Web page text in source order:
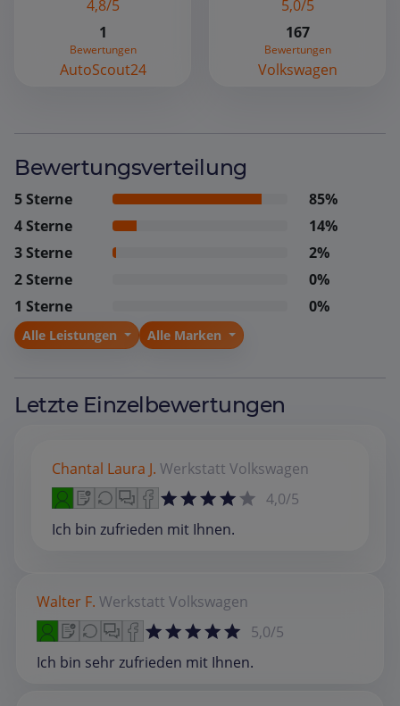
4,8/5
1
Bewertungen
AutoScout24
5,0/5
167
Bewertungen
Volkswagen
Bewertungsverteilung
5 Sterne
85%
4 Sterne
14%
3 Sterne
2%
2 Sterne
0%
1 Sterne
0%
Alle Leistungen Alle Marken
Letzte Einzelbewertungen
Chantal Laura J. Werkstatt Volkswagen
4,0/5
Ich bin zufrieden mit Ihnen.
Walter F. Werkstatt Volkswagen
5,0/5
Ich bin sehr zufrieden mit Ihnen.